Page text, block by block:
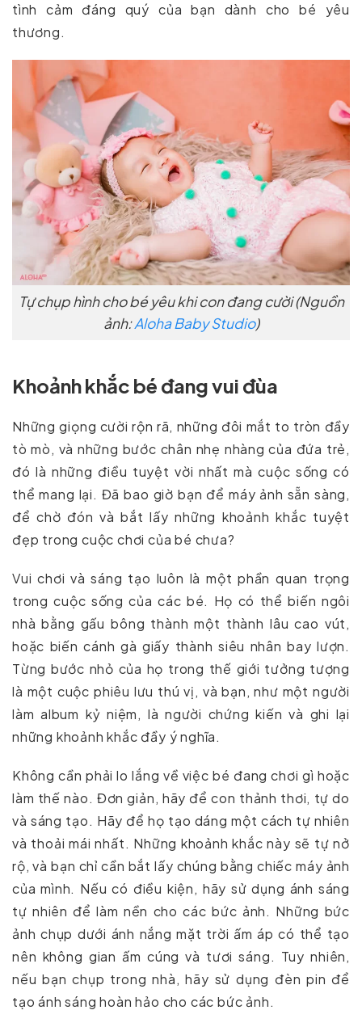
tình cảm đáng quý của bạn dành cho bé yêu
thương.
Tự chụp hình cho bé yêu khi con đang cười (Nguồn
ảnh:Aloha Baby Studio)
Khoảnh khắc bé đang vui đùa
Những giọng cười rộn rã, những đôi mắt to tròn đầy
tò mò, và những bước chân nhẹ nhàng của đứa trẻ,
đó là những điều tuyệt vời nhất mà cuộc sống có
thể mang lại. Đã bao giờ bạn để máy ảnh sẵn sàng,
để chờ đón và bắt lấy những khoảnh khắc tuyệt
đẹp trong cuộc chơi của bé chưa?
Vui chơi và sáng tạo luôn là một phần quan trọng
trong cuộc sống của các bé. Họ có thể biến ngôi
nhà bằng gấu bông thành một thành lâu cao vút,
hoặc biến cánh gà giấy thành siêu nhân bay lượn.
Từng bước nhỏ của họ trong thế giới tưởng tượng
là một cuộc phiêu lưu thú vị, và bạn, như một người
làm album kỷ niệm, là người chứng kiến và ghi lại
những khoảnh khắc đầy ý nghĩa.
Không cần phải lo lắng về việc bé đang chơi gì hoặc
làm thế nào. Đơn giản, hãy để con thảnh thơi, tự do
và sáng tạo. Hãy để họ tạo dáng một cách tự nhiên
và thoải mái nhất. Những khoảnh khắc này sẽ tự nở
rộ, và bạn chỉ cần bắt lấy chúng bằng chiếc máy ảnh
của mình. Nếu có điều kiện, hãy sử dụng ánh sáng
tự nhiên để làm nền cho các bức ảnh. Những bức
ảnh chụp dưới ánh nắng mặt trời ấm áp có thể tạo
nên không gian ấm cúng và tươi sáng. Tuy nhiên,
nếu bạn chụp trong nhà, hãy sử dụng đèn pin để
tạo ánh sáng hoàn hảo cho các bức ảnh.